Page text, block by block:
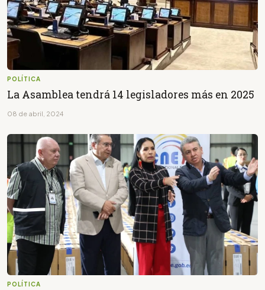
POLÍTICA
La Asamblea tendrá 14 legisladores más en 2025
08 de abril, 2024
POLÍTICA